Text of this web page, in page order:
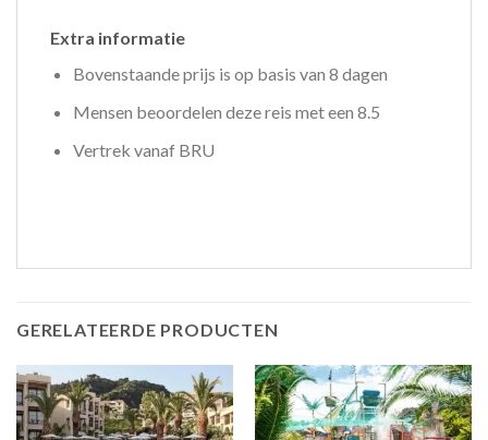
Extra informatie
Bovenstaande prijs is op basis van 8 dagen
Mensen beoordelen deze reis met een 8.5
Vertrek vanaf BRU
GERELATEERDE PRODUCTEN